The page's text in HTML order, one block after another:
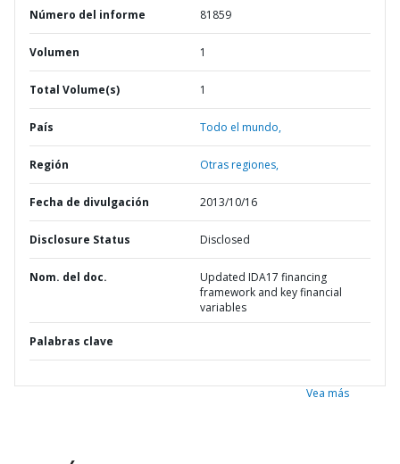
Número del informe 81859
Volumen 1
Total Volume(s) 1
País Todo el mundo,
Región Otras regiones,
Fecha de divulgación 2013/10/16
Disclosure Status Disclosed
Nom. del doc.
Updated IDA17 financing
framework and key financial
variables
Palabras clave
Vea más